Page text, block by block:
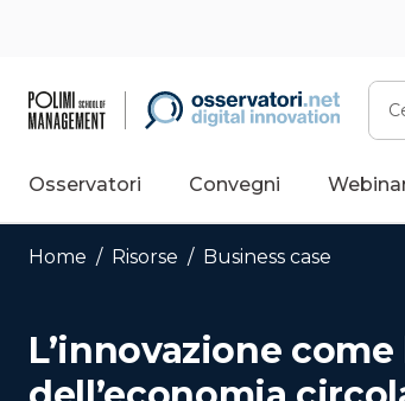
Osservatori Convegni
Home / Risorse / Business case
L’innovazione